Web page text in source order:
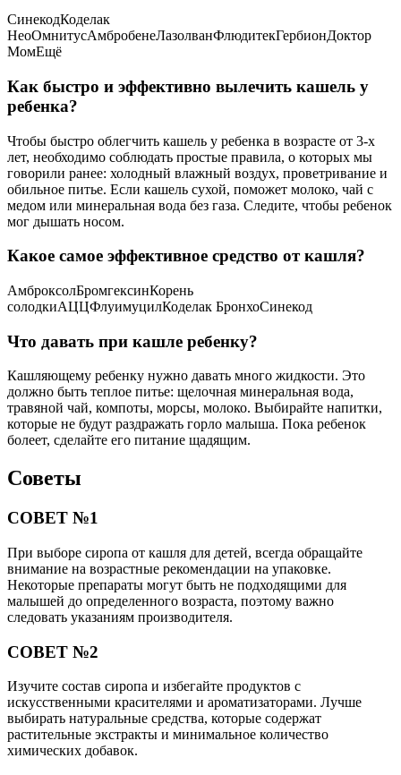
СинекодКоделак
НеоОмнитусАмбробенеЛазолванФлюдитекГербионДоктор
МомЕщё
Как быстро и эффективно вылечить кашель у
ребенка?
Чтобы быстро облегчить кашель у ребенка в возрасте от 3-х
лет, необходимо соблюдать простые правила, о которых мы
говорили ранее: холодный влажный воздух, проветривание и
обильное питье. Если кашель сухой, поможет молоко, чай с
медом или минеральная вода без газа. Следите, чтобы ребенок
мог дышать носом.
Какое самое эффективное средство от кашля?
АмброксолБромгексинКорень
солодкиАЦЦФлуимуцилКоделак БронхоСинекод
Что давать при кашле ребенку?
Кашляющему ребенку нужно давать много жидкости. Это
должно быть теплое питье: щелочная минеральная вода,
травяной чай, компоты, морсы, молоко. Выбирайте напитки,
которые не будут раздражать горло малыша. Пока ребенок
болеет, сделайте его питание щадящим.
Советы
СОВЕТ №1
При выборе сиропа от кашля для детей, всегда обращайте
внимание на возрастные рекомендации на упаковке.
Некоторые препараты могут быть не подходящими для
малышей до определенного возраста, поэтому важно
следовать указаниям производителя.
СОВЕТ №2
Изучите состав сиропа и избегайте продуктов с
искусственными красителями и ароматизаторами. Лучше
выбирать натуральные средства, которые содержат
растительные экстракты и минимальное количество
химических добавок.